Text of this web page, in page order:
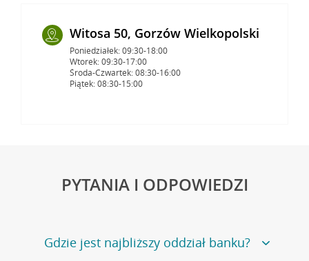
Witosa 50, Gorzów Wielkopolski
Poniedziałek: 09:30-18:00
Wtorek: 09:30-17:00
Środa-Czwartek: 08:30-16:00
Piątek: 08:30-15:00
PYTANIA I ODPOWIEDZI
Gdzie jest najbliższy oddział banku?